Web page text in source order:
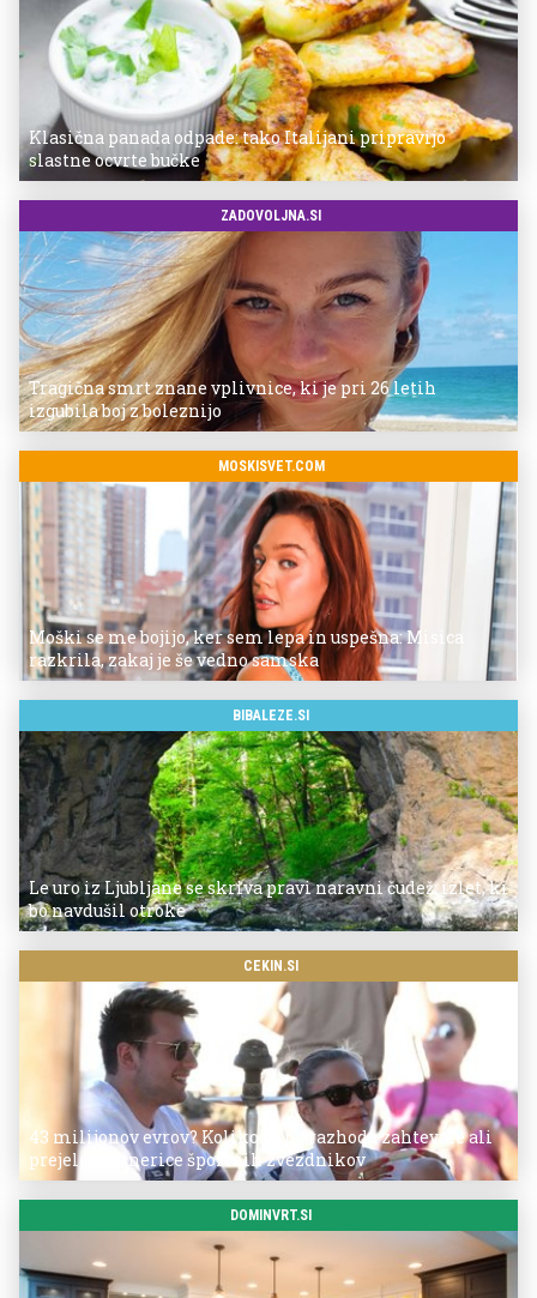
Klasična panada odpade: tako Italijani pripravijo
slastne ocvrte bučke
ZADOVOLJNA.SI
Tragična smrt znane vplivnice, ki je pri 26 letih
izgubila boj z boleznijo
MOSKISVET.COM
Moški se me bojijo, ker sem lepa in uspešna: Misica
razkrila, zakaj je še vedno samska
BIBALEZE.SI
Le uro iz Ljubljane se skriva pravi naravni čudež: izlet, ki
bo navdušil otroke
CEKIN.SI
43 milijonov evrov? Koliko so po razhodu zahtevale ali
prejele partnerice športnih zvezdnikov
DOMINVRT.SI